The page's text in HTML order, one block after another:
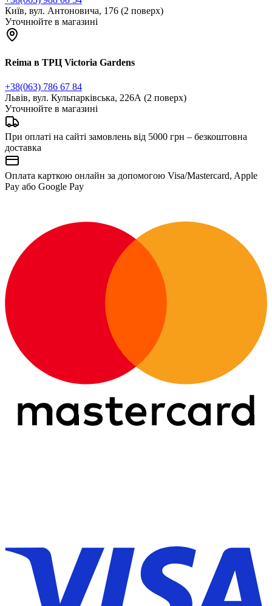
Київ, вул. Антоновича, 176 (2 поверх)
Уточнюйте в магазині
Reima в ТРЦ Victoria Gardens
+38(063) 786 67 84
Львів, вул. Кульпарківська, 226А (2 поверх)
Уточнюйте в магазині
При оплаті на сайті замовлень від 5000 грн – безкоштовна
доставка
Оплата карткою онлайн за допомогою Visa/Mastercard, Apple
Pay або Google Pay